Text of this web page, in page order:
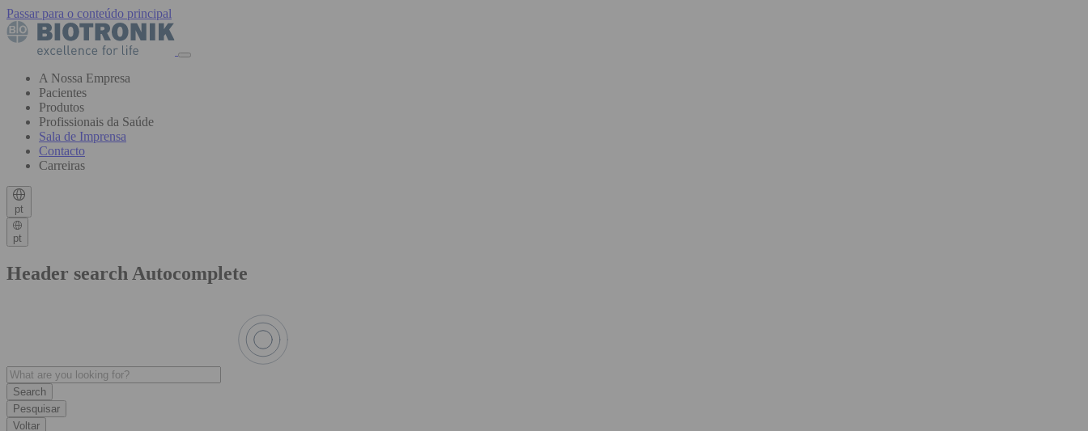
Passar para o conteúdo principal
A Nossa Empresa
Pacientes
Produtos
Profissionais da Saúde
Sala de Imprensa
Contacto
Carreiras
pt
pt
Header search Autocomplete
Pesquisar
Voltar